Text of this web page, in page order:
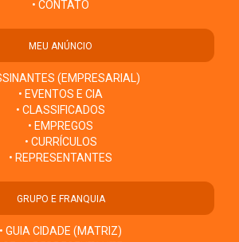
• CONTATO
MEU ANÚNCIO
(EMPRESARIAL)
• EVENTOS E CIA
• CLASSIFICADOS
• EMPREGOS
• CURRÍCULOS
• REPRESENTANTES
GRUPO E FRANQUIA
• GUIA CIDADE (MATRIZ)